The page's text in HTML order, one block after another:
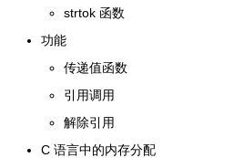
strtok 函数
功能
传递值函数
引用调用
解除引用
C 语言中的内存分配